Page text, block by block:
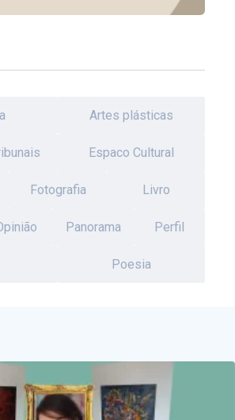
Artes plásticas
Espaco Cultural
Fotografia Livro
Panorama Perfil
Poesia